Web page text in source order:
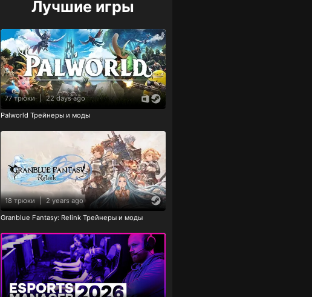
Лучшие игры
77 трюки | 22 days ago
Palworld Трейнеры и моды
18 трюки | 2 years ago
Granblue Fantasy: Relink Трейнеры и моды